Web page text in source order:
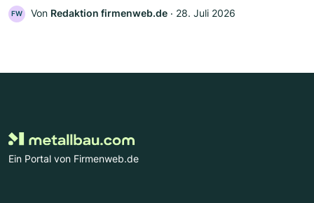
FW Von Redaktion firmenweb.de ‧ 28. Juli 2026
Ein Portal von Firmenweb.de